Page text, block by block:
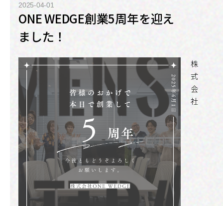
2025-04-01
ONE WEDGE創業5周年を迎え
ました！
株
式
会
社